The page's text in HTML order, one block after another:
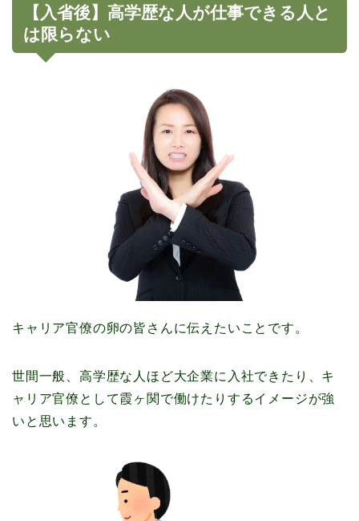
【入省後】高学歴な人が仕事できる人と
は限らない
キャリア官僚の卵の皆さんに伝えたいことです。
世間一般、高学歴な人ほど大企業に入社できたり、キ
ャリア官僚として霞ヶ関で働けたりするイメージが強
いと思います。